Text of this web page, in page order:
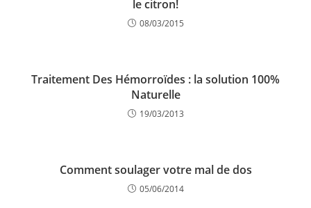
le citron!
08/03/2015
Traitement Des Hémorroïdes : la solution 100%
Naturelle
19/03/2013
Comment soulager votre mal de dos
05/06/2014